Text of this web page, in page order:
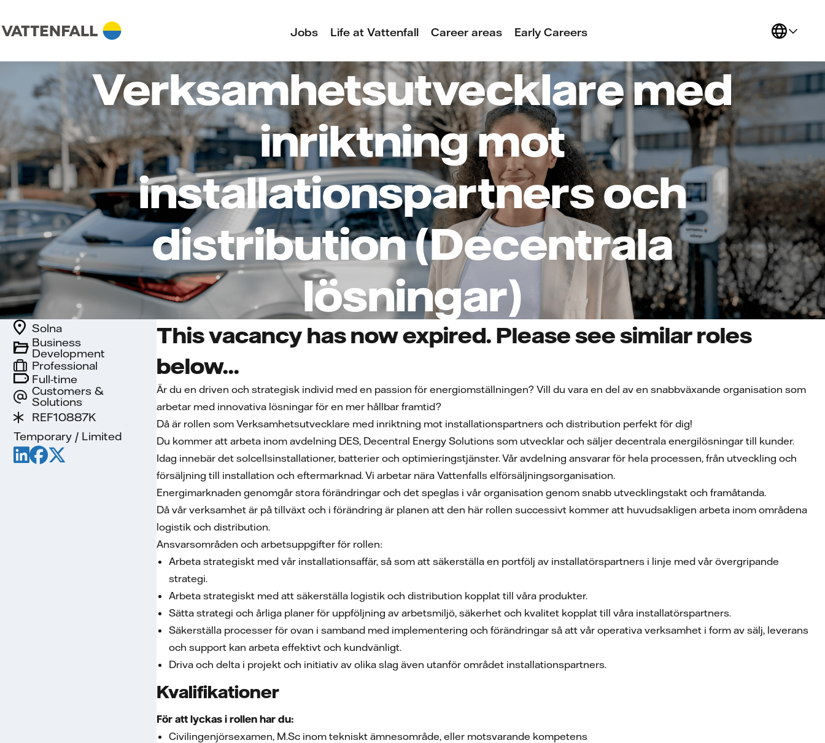
Jobs Life at Vattenfall Career areas Early Careers
Verksamhetsutvecklare med
inriktning mot
installationspartners och
distribution (Decentrala
lösningar)
Full-time
Customers &
Solutions
Business
Development
Solna
Professional
REF10887K
Temporary / Limited
This vacancy has now expired. Please see similar roles
below...
Är du en driven och strategisk individ med en passion för energiomställningen? Vill du vara en del av en snabbväxande organisation som
arbetar med innovativa lösningar för en mer hållbar framtid?
Då är rollen som Verksamhetsutvecklare med inriktning mot installationspartners och distribution perfekt för dig!
Du kommer att arbeta inom avdelning DES, Decentral Energy Solutions som utvecklar och säljer decentrala energilösningar till kunder.
Idag innebär det solcellsinstallationer, batterier och optimieringstjänster. Vår avdelning ansvarar för hela processen, från utveckling och
försäljning till installation och eftermarknad. Vi arbetar nära Vattenfalls elförsäljningsorganisation.
Energimarknaden genomgår stora förändringar och det speglas i vår organisation genom snabb utvecklingstakt och framåtanda.
Då vår verksamhet är på tillväxt och i förändring är planen att den här rollen successivt kommer att huvudsakligen arbeta inom områdena
logistik och distribution.
Ansvarsområden och arbetsuppgifter för rollen:
Arbeta strategiskt med vår installationsaffär, så som att säkerställa en portfölj av installatörspartners i linje med vår övergripande
strategi.
Arbeta strategiskt med att säkerställa logistik och distribution kopplat till våra produkter.
Sätta strategi och årliga planer för uppföljning av arbetsmiljö, säkerhet och kvalitet kopplat till våra installatörspartners.
Säkerställa processer för ovan i samband med implementering och förändringar så att vår operativa verksamhet i form av sälj, leverans
och support kan arbeta effektivt och kundvänligt.
Driva och delta i projekt och initiativ av olika slag även utanför området installationspartners.
Kvalifikationer
För att lyckas i rollen har du:
Civilingenjörsexamen, M.Sc inom tekniskt ämnesområde, eller motsvarande kompetens